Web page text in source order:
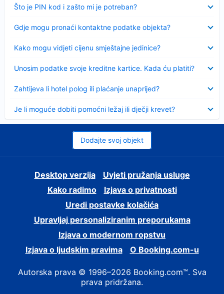
Što je PIN kod i zašto mi je potreban?
Gdje mogu pronaći kontaktne podatke objekta?
Kako mogu vidjeti cijenu smještajne jedinice?
Unosim podatke svoje kreditne kartice. Kada ću platiti?
Zahtijeva li hotel polog ili plaćanje unaprijed?
Je li moguće dobiti pomoćni ležaj ili dječji krevet?
Dodajte svoj objekt
Desktop verzija
Uvjeti pružanja usluge
Kako radimo
Izjava o privatnosti
Uredi postavke kolačića
Upravljaj personaliziranim preporukama
Izjava o modernom ropstvu
Izjava o ljudskim pravima
O Booking.com-u
Autorska prava © 1996–2026 Booking.com™. Sva
prava pridržana.